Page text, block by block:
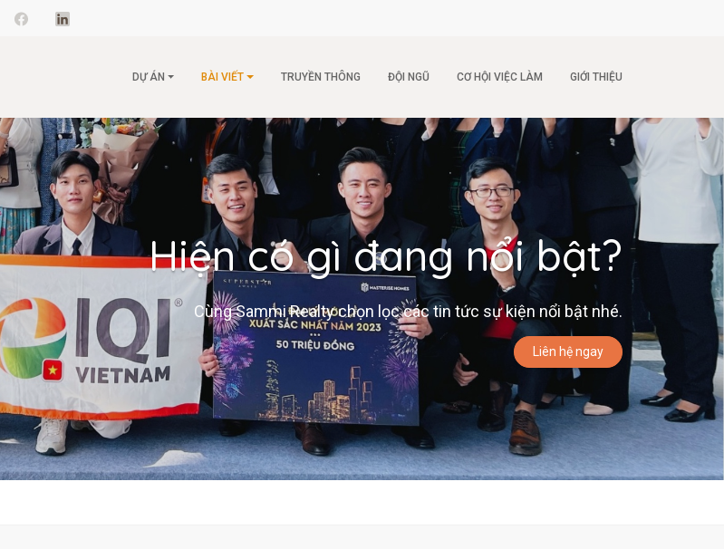
DỰ ÁN BÀI VIẾT TRUYỀN THÔNG ĐỘI NGŨ CƠ HỘI VIỆC LÀM GIỚI THIỆU
Hiện có gì đang nổi bật?
Cùng Sammi Realty chọn lọc các tin tức sự kiện nổi bật nhé.
Liên hệ ngay